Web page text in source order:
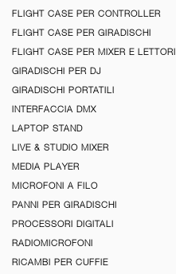
FLIGHT CASE PER CONTROLLER
FLIGHT CASE PER GIRADISCHI
FLIGHT CASE PER MIXER E LETTORI
GIRADISCHI PER DJ
GIRADISCHI PORTATILI
INTERFACCIA DMX
LAPTOP STAND
LIVE & STUDIO MIXER
MEDIA PLAYER
MICROFONI A FILO
PANNI PER GIRADISCHI
PROCESSORI DIGITALI
RADIOMICROFONI
RICAMBI PER CUFFIE